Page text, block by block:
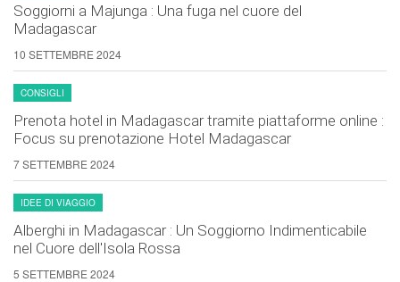
Soggiorni a Majunga : Una fuga nel cuore del
Madagascar
10 SETTEMBRE 2024
CONSIGLI
Prenota hotel in Madagascar tramite piattaforme online :
Focus su prenotazione Hotel Madagascar
7 SETTEMBRE 2024
IDEE DI VIAGGIO
Alberghi in Madagascar : Un Soggiorno Indimenticabile
nel Cuore dell'Isola Rossa
5 SETTEMBRE 2024